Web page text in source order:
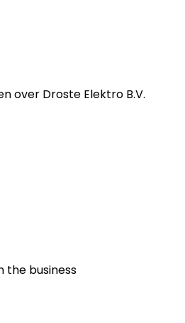
over Droste Elektro B.V.
the business